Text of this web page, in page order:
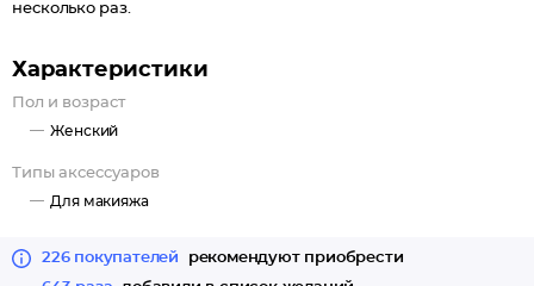
несколько раз.
Характеристики
Пол и возраст
Женский
Типы аксессуаров
Для макияжа
226 покупателей
рекомендуют приобрести